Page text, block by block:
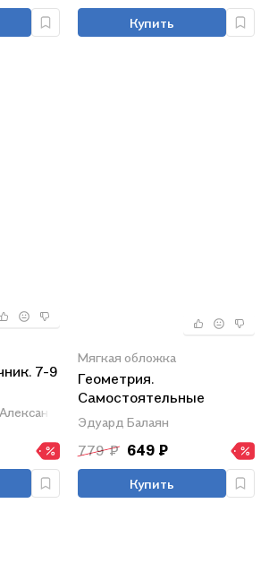
Купить
7-9
Александр Баханский,
Мягкая обложка
Геометрия.
Самостоятельные
работы на готовых
чертежах. 7-9 классы
Эдуард Балаян
779 ₽ 649 ₽
Купить